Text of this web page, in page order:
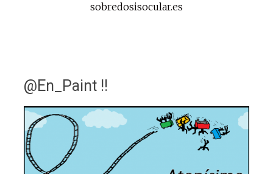
sobredosisocular.es
@En_Paint !!